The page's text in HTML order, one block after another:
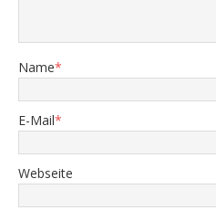
Name*
E-Mail*
Webseite